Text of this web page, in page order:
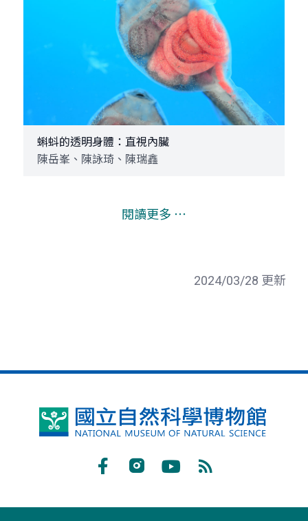
蝌蚪的透明身體：直視內臟
陳岳峯、陳詠琦、陳瑞鑫
閱讀更多 ⋯
2024/03/28 更新
國